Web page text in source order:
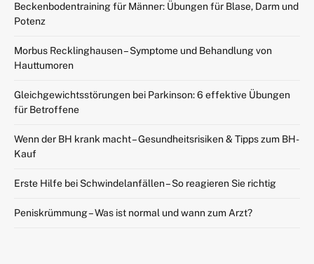
Beckenbodentraining für Männer: Übungen für Blase, Darm und
Potenz
Morbus Recklinghausen – Symptome und Behandlung von
Hauttumoren
Gleichgewichtsstörungen bei Parkinson: 6 effektive Übungen
für Betroffene
Wenn der BH krank macht – Gesundheitsrisiken & Tipps zum BH-
Kauf
Erste Hilfe bei Schwindelanfällen – So reagieren Sie richtig
Peniskrümmung – Was ist normal und wann zum Arzt?